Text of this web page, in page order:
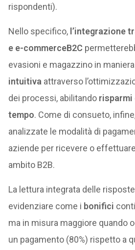
rispondenti).
Nello specifico, l’integrazione
e e-commerceB2C
evasioni e magazzino in
intuitiva attraverso
dei processi, abilitando risparmi
tempo. Come di consueto,
analizzate le modalità di
aziende per ricevere o
ambito B2B.
La lettura integrata delle
evidenziare come i bonifici
ma in misura maggiore quando
un pagamento (80%) rispetto a